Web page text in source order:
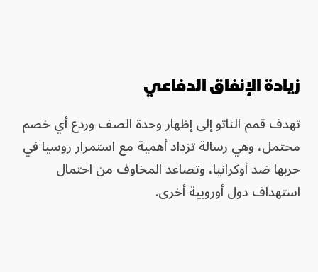
زيادة الإنفاق الدفاعي
تهدف قمم الناتو إلى إظهار وحدة الصف وردع أي خصم
محتمل، وهي رسالة تزداد أهمية مع استمرار روسيا في
حربها ضد أوكرانيا، وتصاعد المخاوف من احتمال
استهداف دول أوروبية أخرى.